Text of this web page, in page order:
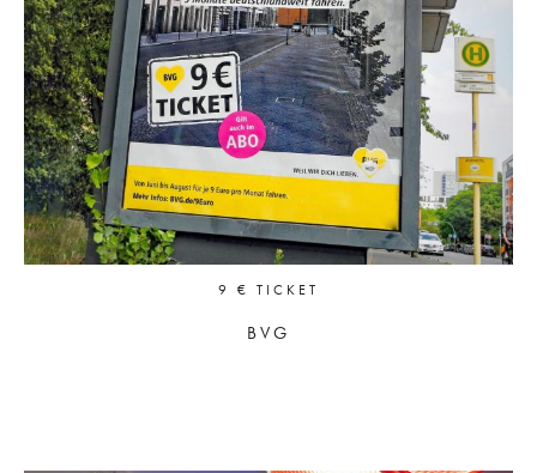
9 € TICKET
BVG